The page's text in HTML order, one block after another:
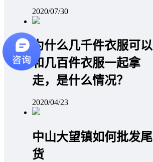
2020/07/30
为什么几千件衣服可以
和几百件衣服一起拿
走，是什么情况？
2020/04/23
中山大望镇如何批发尾
货